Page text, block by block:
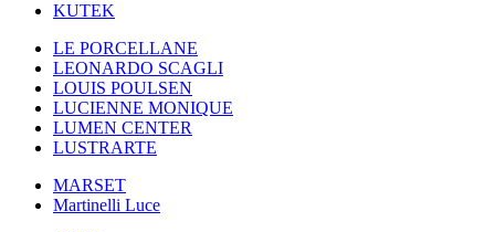
KUTEK
LE PORCELLANE
LEONARDO SCAGLI
LOUIS POULSEN
LUCIENNE MONIQUE
LUMEN CENTER
LUSTRARTE
MARSET
Martinelli Luce